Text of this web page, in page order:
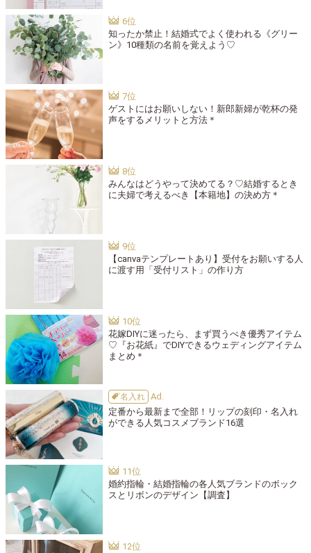
知ったか禁止！結婚式でよく使われる《グリー
ン》10種類の名前を覚えよう♡
ゲストにはお願いしない！新郎新婦が乾杯の発
声をするメリットと方法＊
みんなはどうやって決めてる？♡結婚するとき
に夫婦で考えるべき【本籍地】の決め方＊
【canvaテンプレートあり】受付をお願いする人
に渡す用「受付リスト」の作り方
花嫁DIYに迷ったら、まず買うべき優秀アイテム
♡『お花紙』でDIYできるウェディングアイテム
まとめ＊
名入れ
定番から最新まで全部！リップの刻印・名入れ
ができる人気コスメブランド16選
婚約指輪・結婚指輪の各人気ブランドのボック
スとリボンのデザイン【調査】